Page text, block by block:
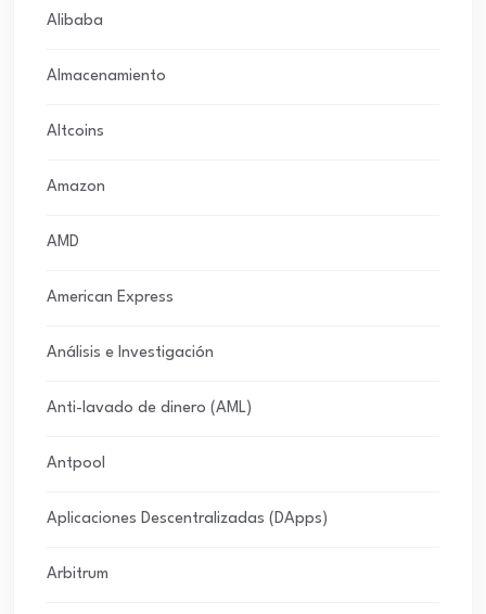
Alibaba
Almacenamiento
Altcoins
Amazon
AMD
American Express
Análisis e Investigación
Anti-lavado de dinero (AML)
Antpool
Aplicaciones Descentralizadas (DApps)
Arbitrum